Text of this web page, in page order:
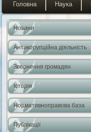
Головна Наука
Новини
Антикорупційна діяльність
Звернення громадян
Історія
Нормативноправова база
Публікації